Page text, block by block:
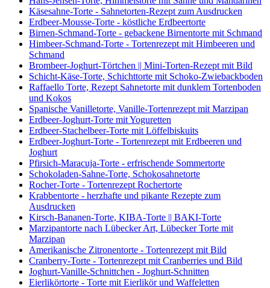
Käsesahne-Torte - Sahnetorten-Rezept zum Ausdrucken
Erdbeer-Mousse-Torte - köstliche Erdbeertorte
Birnen-Schmand-Torte - gebackene Birnentorte mit Schmand
Himbeer-Schmand-Torte - Tortenrezept mit Himbeeren und
Schmand
Brombeer-Joghurt-Törtchen || Mini-Torten-Rezept mit Bild
Schicht-Käse-Torte, Schichttorte mit Schoko-Zwiebackboden
Raffaello Torte, Rezept Sahnetorte mit dunklem Tortenboden
und Kokos
Spanische Vanilletorte, Vanille-Tortenrezept mit Marzipan
Erdbeer-Joghurt-Torte mit Yoguretten
Erdbeer-Stachelbeer-Torte mit Löffelbiskuits
Erdbeer-Joghurt-Torte - Tortenrezept mit Erdbeeren und
Joghurt
Pfirsich-Maracuja-Torte - erfrischende Sommertorte
Schokoladen-Sahne-Torte, Schokosahnetorte
Rocher-Torte - Tortenrezept Rochertorte
Krabbentorte - herzhafte und pikante Rezepte zum
Ausdrucken
Kirsch-Bananen-Torte, KIBA-Torte || BAKI-Torte
Marzipantorte nach Lübecker Art, Lübecker Torte mit
Marzipan
Amerikanische Zitronentorte - Tortenrezept mit Bild
Cranberry-Torte - Tortenrezept mit Cranberries und Bild
Joghurt-Vanille-Schnittchen - Joghurt-Schnitten
Eierlikörtorte - Torte mit Eierlikör und Waffeletten